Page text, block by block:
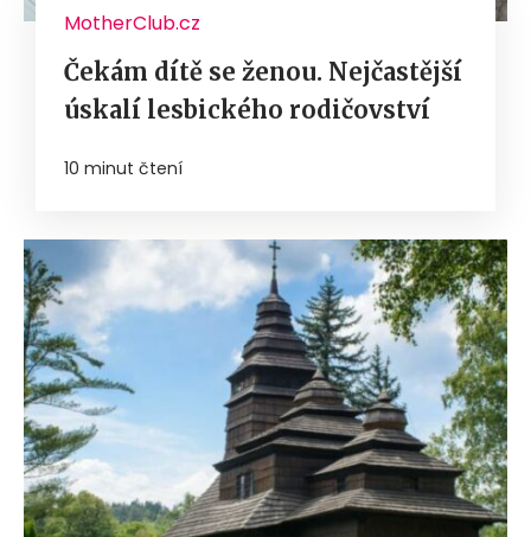
MotherClub.cz
Čekám dítě se ženou. Nejčastější
úskalí lesbického rodičovství
10 minut čtení